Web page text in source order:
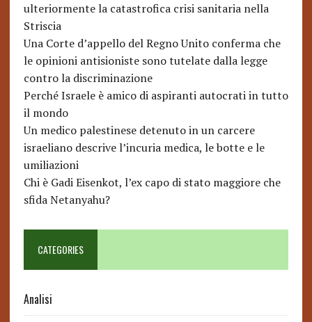
ulteriormente la catastrofica crisi sanitaria nella
Striscia
Una Corte d’appello del Regno Unito conferma che
le opinioni antisioniste sono tutelate dalla legge
contro la discriminazione
Perché Israele è amico di aspiranti autocrati in tutto
il mondo
Un medico palestinese detenuto in un carcere
israeliano descrive l’incuria medica, le botte e le
umiliazioni
Chi è Gadi Eisenkot, l’ex capo di stato maggiore che
sfida Netanyahu?
CATEGORIES
Analisi